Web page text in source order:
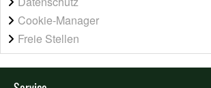
Cookie-Manager
Freie Stellen